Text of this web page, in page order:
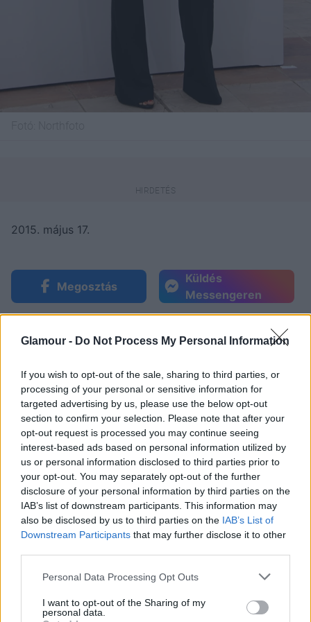
Glamour - Do Not Process My Personal Information
If you wish to opt-out of the sale, sharing to third parties, or
processing of your personal or sensitive information for
targeted advertising by us, please use the below opt-out
section to confirm your selection. Please note that after your
opt-out request is processed you may continue seeing
interest-based ads based on personal information utilized by
us or personal information disclosed to third parties prior to
your opt-out. You may separately opt-out of the further
disclosure of your personal information by third parties on the
IAB’s list of downstream participants. This information may
also be disclosed by us to third parties on the IAB’s List of
Downstream Participants that may further disclose it to other
Please note that this website/app uses one or more Google
not limited to your visit or usage behaviour. You may click to
grant or deny consent to Google and its third-party tags to
Personal Data Processing Opt Outs
I want to opt-out of the Sharing of my
personal data.
2015. május 17.
Megosztás
Küldés
Messengeren
A magyar származású színésznő az utóbbi
hogy most megint teljes erővel rákapcsoljon.
A cannes-i filmfesztiválon debütáló The Lobster
című komédiája mellett vagy fél tucatnyi filmje
készül. Nekünk már hiányzott a vászonról és a vörös
szőnyegről is, és nem is kellett csalódnunk, mert
Rachel Weisz a francia Riviérán újra remek
formában volt. A sajtóbemutató előtt egy fekete,
remek szabású Narciso Rodriguez overallban jelent
gondoltad volna, hogy nemrég múlt 45 éves?